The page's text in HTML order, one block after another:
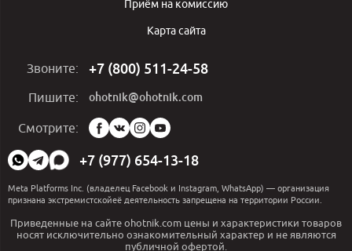
Приём на комиссию
Карта сайта
Звоните: +7 (800) 511-24-58
Пишите: ohotnik@ohotnik.com
Смотрите:
Мы
в
социальных
сетях:
+7 (977) 654-13-18
Meta Platforms Inc. (владелец Facebook и Instagram, WhatsApp) — организация
признана экстремистскойеё деятельность запрещена на территории России.
Приведенные на сайте ohotnik.com цены и характеристики товаров
носят исключительно ознакомительный характер и не являются
публичной офертой.